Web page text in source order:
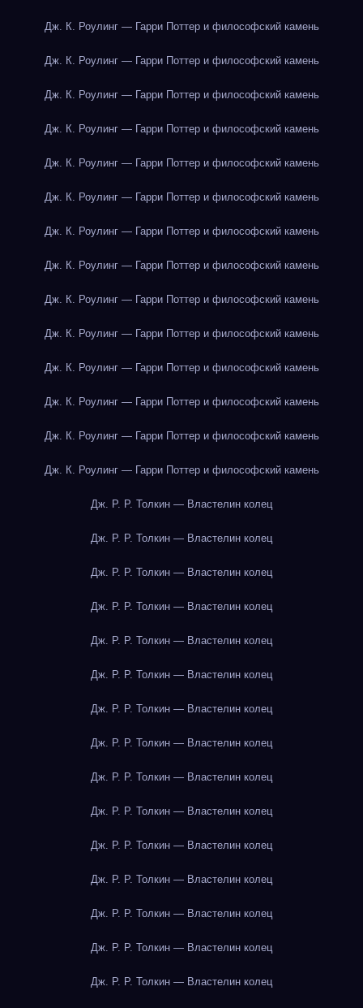
Дж. К. Роулинг — Гарри Поттер и философский камень
Дж. К. Роулинг — Гарри Поттер и философский камень
Дж. К. Роулинг — Гарри Поттер и философский камень
Дж. К. Роулинг — Гарри Поттер и философский камень
Дж. К. Роулинг — Гарри Поттер и философский камень
Дж. К. Роулинг — Гарри Поттер и философский камень
Дж. К. Роулинг — Гарри Поттер и философский камень
Дж. К. Роулинг — Гарри Поттер и философский камень
Дж. К. Роулинг — Гарри Поттер и философский камень
Дж. К. Роулинг — Гарри Поттер и философский камень
Дж. К. Роулинг — Гарри Поттер и философский камень
Дж. К. Роулинг — Гарри Поттер и философский камень
Дж. К. Роулинг — Гарри Поттер и философский камень
Дж. К. Роулинг — Гарри Поттер и философский камень
Дж. Р. Р. Толкин — Властелин колец
Дж. Р. Р. Толкин — Властелин колец
Дж. Р. Р. Толкин — Властелин колец
Дж. Р. Р. Толкин — Властелин колец
Дж. Р. Р. Толкин — Властелин колец
Дж. Р. Р. Толкин — Властелин колец
Дж. Р. Р. Толкин — Властелин колец
Дж. Р. Р. Толкин — Властелин колец
Дж. Р. Р. Толкин — Властелин колец
Дж. Р. Р. Толкин — Властелин колец
Дж. Р. Р. Толкин — Властелин колец
Дж. Р. Р. Толкин — Властелин колец
Дж. Р. Р. Толкин — Властелин колец
Дж. Р. Р. Толкин — Властелин колец
Дж. Р. Р. Толкин — Властелин колец